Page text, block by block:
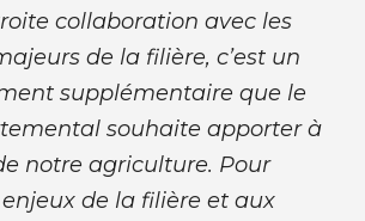
collaboration avec les
de la filière, c’est un
supplémentaire que le
souhaite apporter à
notre agriculture. Pour
de la filière et aux